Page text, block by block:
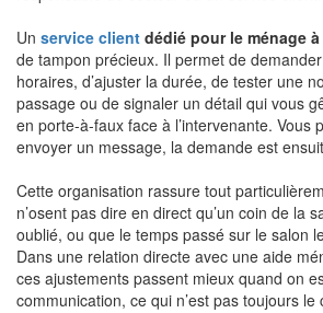
Un service client dédié pour le ménage
de tampon précieux. Il permet de
horaires, d’ajuster la durée, de tester une
passage ou de signaler un détail qui vous
en porte-à-faux face à l’intervenante. Vous
envoyer un message, la demande est
Cette organisation rassure tout
n’osent pas dire en direct qu’un coin de la
oublié, ou que le temps passé sur le salon
Dans une relation directe avec une aide
ces ajustements passent mieux quand on
communication, ce qui n’est pas toujours le